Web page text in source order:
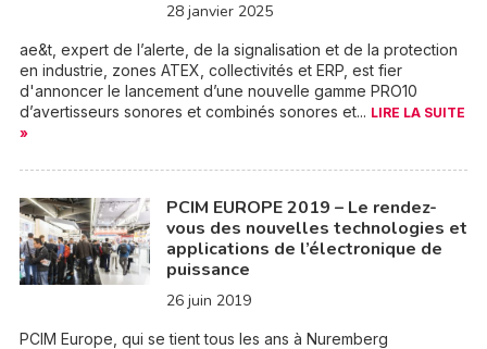
28 janvier 2025
ae&t, expert de l’alerte, de la signalisation et de la protection
en industrie, zones ATEX, collectivités et ERP, est fier
d'annoncer le lancement d’une nouvelle gamme PRO10
d’avertisseurs sonores et combinés sonores et... LIRE LA SUITE
»
PCIM EUROPE 2019 – Le rendez-
vous des nouvelles technologies et
applications de l’électronique de
puissance
26 juin 2019
PCIM Europe, qui se tient tous les ans à Nuremberg